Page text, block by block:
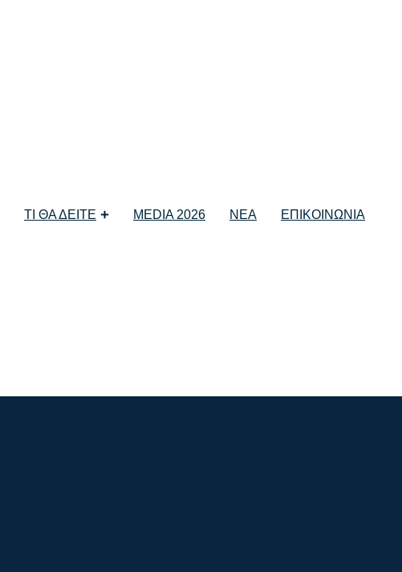
ΤΙ ΘΑ ΔΕΙΤΕ MEDIA 2026 ΝΕΑ ΕΠΙΚΟΙΝΩΝΙΑ